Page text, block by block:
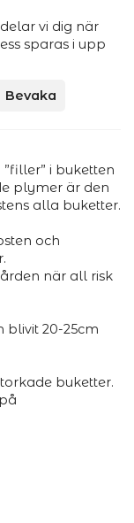
vi dig när
sparas i upp
Bevaka
i buketten
plymer är den
alla buketter.
och
när all risk
20-25cm
buketter.